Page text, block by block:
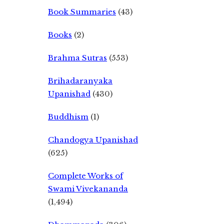
Book Summaries (43)
Books (2)
Brahma Sutras (553)
Brihadaranyaka
Upanishad (430)
Buddhism (1)
Chandogya Upanishad
(625)
Complete Works of
Swami Vivekananda
(1,494)